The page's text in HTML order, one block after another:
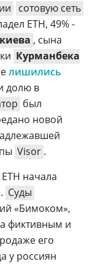
сотовую сеть
ETH, 49% -
, сына
Курманбека
лишились
долю в
был
новой
Visor .
начала
Суды
«Бимоком»,
фиктивным и
его
у россиян